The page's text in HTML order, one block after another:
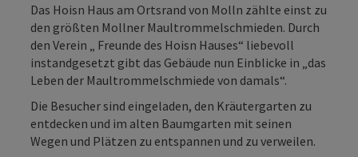
Das Hoisn Haus am Ortsrand von Molln zählte einst zu
den größten Mollner Maultrommelschmieden. Durch
den Verein „ Freunde des Hoisn Hauses“ liebevoll
instandgesetzt gibt das Gebäude nun Einblicke in „das
Leben der Maultrommelschmiede von damals“.
Die Besucher sind eingeladen, den Kräutergarten zu
entdecken und im alten Baumgarten mit seinen
Wegen und Plätzen zu entspannen und zu verweilen.